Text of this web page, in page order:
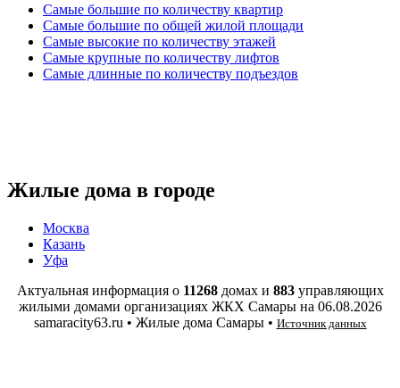
Самые большие по количеству квартир
Самые большие по общей жилой площади
Самые высокие по количеству этажей
Самые крупные по количеству лифтов
Самые длинные по количеству подъездов
Жилые дома в городе
Москва
Казань
Уфа
Актуальная информация о 11268 домах и 883 управляющих
жилыми домами организациях ЖКХ Самары на 06.08.2026
samaracity63.ru • Жилые дома Самары • Источник данных